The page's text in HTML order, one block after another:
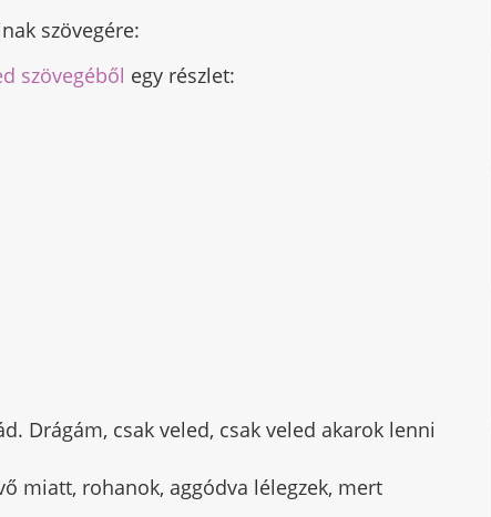
szövegére:
szövegéből egy részlet:
Drágám, csak veled, csak veled akarok lenni
miatt, rohanok, aggódva lélegzek, mert